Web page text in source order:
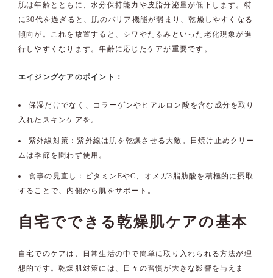
肌は年齢とともに、水分保持能力や皮脂分泌量が低下します。特
に30代を過ぎると、肌のバリア機能が弱まり、乾燥しやすくなる
傾向が。これを放置すると、シワやたるみといった老化現象が進
行しやすくなります。年齢に応じたケアが重要です。
エイジングケアのポイント：
保湿だけでなく、コラーゲンやヒアルロン酸を含む成分を取り
入れたスキンケアを。
紫外線対策：紫外線は肌を乾燥させる大敵。日焼け止めクリー
ムは季節を問わず使用。
食事の見直し：ビタミンEやC、オメガ3脂肪酸を積極的に摂取
することで、内側から肌をサポート。
自宅でできる乾燥肌ケアの基本
自宅でのケアは、日常生活の中で簡単に取り入れられる方法が理
想的です。乾燥肌対策には、日々の習慣が大きな影響を与えま